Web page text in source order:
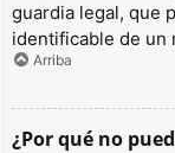
guardia legal, que
identificable de un
Arriba
¿Por qué no